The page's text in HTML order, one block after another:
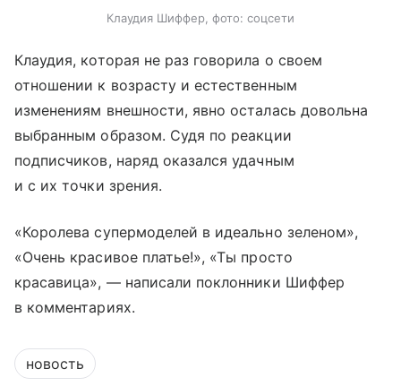
Клаудия Шиффер, фото: соцсети
Клаудия, которая не раз говорила о своем
отношении к возрасту и естественным
изменениям внешности, явно осталась довольна
выбранным образом. Судя по реакции
подписчиков, наряд оказался удачным
и с их точки зрения.
«Королева супермоделей в идеально зеленом»,
«Очень красивое платье!», «Ты просто
красавица», — написали поклонники Шиффер
в комментариях.
новость